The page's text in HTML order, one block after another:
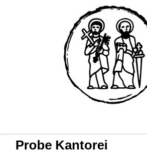
Probe Kantorei